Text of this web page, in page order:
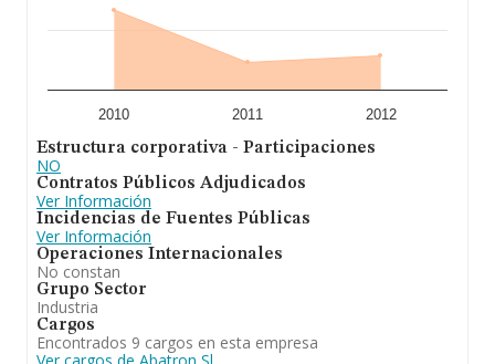
2010 2011 2012
Estructura corporativa - Participaciones
NO
Contratos Públicos Adjudicados
Ver Información
Incidencias de Fuentes Públicas
Ver Información
Operaciones Internacionales
No constan
Grupo Sector
Industria
Cargos
Encontrados 9 cargos en esta empresa